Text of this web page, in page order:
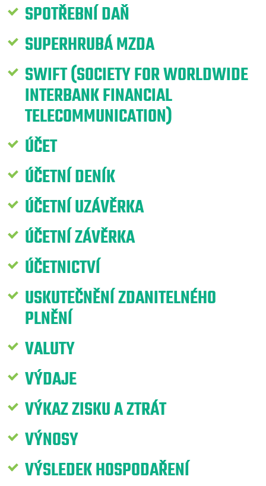
SPOTŘEBNÍ DAŇ
SUPERHRUBÁ MZDA
SWIFT (SOCIETY FOR WORLDWIDE
INTERBANK FINANCIAL
TELECOMMUNICATION)
ÚČET
ÚČETNÍ DENÍK
ÚČETNÍ UZÁVĚRKA
ÚČETNÍ ZÁVĚRKA
ÚČETNICTVÍ
USKUTEČNĚNÍ ZDANITELNÉHO
PLNĚNÍ
VALUTY
VÝDAJE
VÝKAZ ZISKU A ZTRÁT
VÝNOSY
VÝSLEDEK HOSPODAŘENÍ